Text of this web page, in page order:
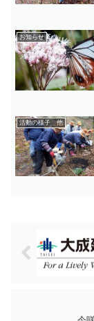
お知らせ
活動の様子 他